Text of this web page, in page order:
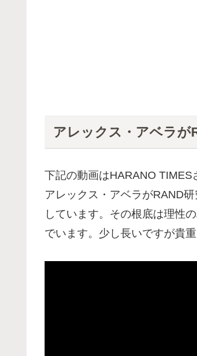
アレックス・アベラが
下記の動画はHARANO TIMES
アレックス・アベラがRAND
しています。その根底は理性
でいます。少し長いですが貴重